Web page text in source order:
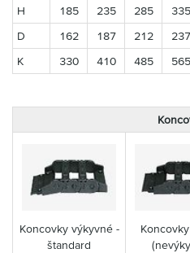
H
185 235 285 335
D
162 187 212 237
K
330 410 485 565
Koncovky výkyvné -
štandard